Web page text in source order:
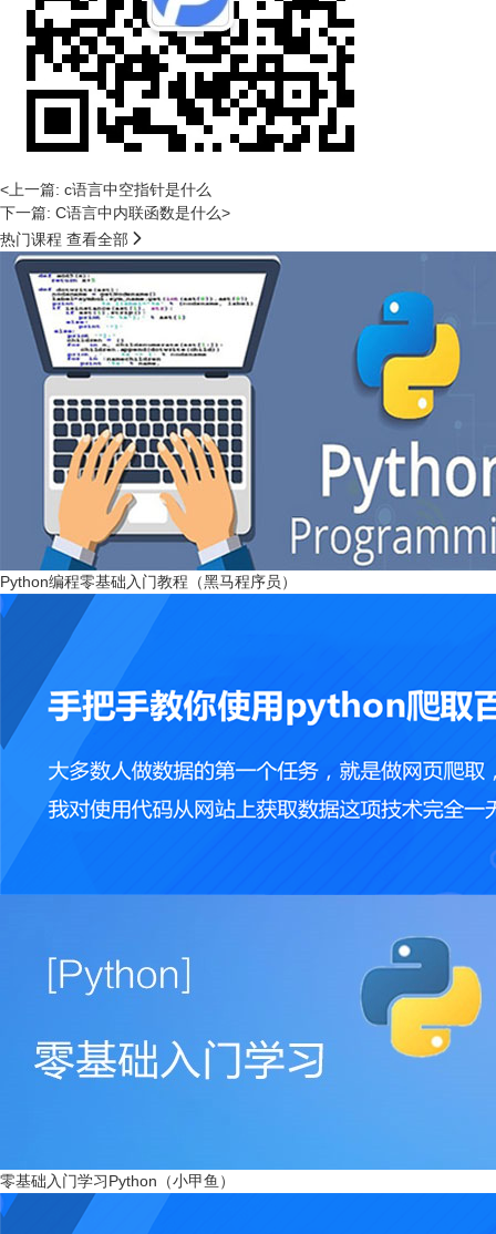
<上一篇: c语言中空指针是什么
下一篇: C语言中内联函数是什么>
热门课程 查看全部 
Python编程零基础入门教程（黑马程序员）
零基础入门学习Python（小甲鱼）